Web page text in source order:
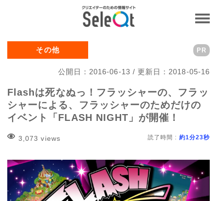
その他
公開日：2016-06-13 / 更新日：2018-05-16
PR
Flashは死なぬっ！フラッシャーの、フラッ
シャーによる、フラッシャーのためだけの
イベント「FLASH NIGHT」が開催！
3,073 views 読了時間 : 約1分23秒